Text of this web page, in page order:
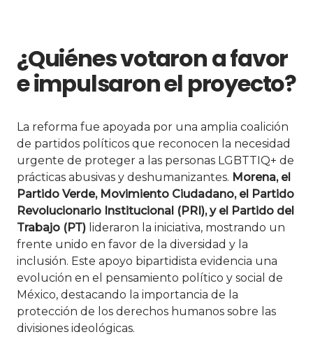
¿Quiénes votaron a favor
e impulsaron el proyecto?
La reforma fue apoyada por una amplia coalición
de partidos políticos que reconocen la necesidad
urgente de proteger a las personas LGBTTIQ+ de
prácticas abusivas y deshumanizantes. Morena, el
Partido Verde, Movimiento Ciudadano, el Partido
Revolucionario Institucional (PRI), y el Partido del
Trabajo (PT) lideraron la iniciativa, mostrando un
frente unido en favor de la diversidad y la
inclusión. Este apoyo bipartidista evidencia una
evolución en el pensamiento político y social de
México, destacando la importancia de la
protección de los derechos humanos sobre las
divisiones ideológicas.